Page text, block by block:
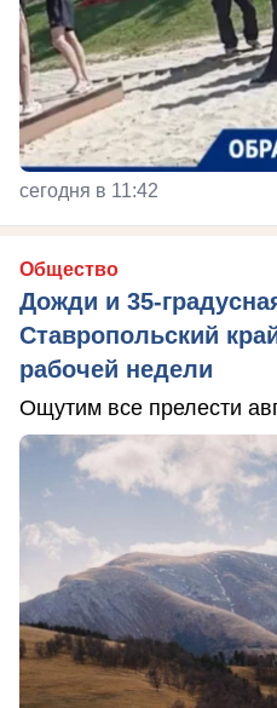
сегодня в 11:42
Общество
Дожди и 35-
Ставропольский
рабочей недели
Ощутим все прелести